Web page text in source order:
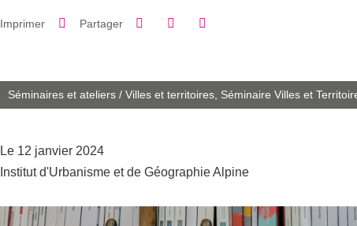
Imprimer Partager Partager sur Facebook
Partager sur LinkedIn
Séminaires et ateliers/ Villes et territoires, Séminaire Villes et
Le 12 janvier 2024
Institut d'Urbanisme et de Géographie Alpine